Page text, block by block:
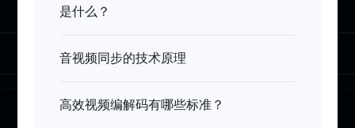
是什么？
音视频同步的技术原理
高效视频编解码有哪些标准？